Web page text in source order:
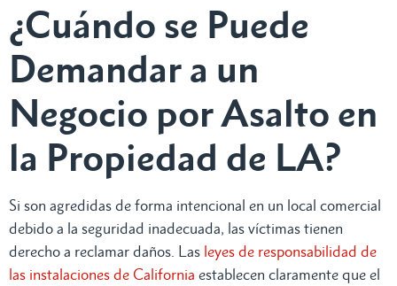
¿Cuándo se Puede
Demandar a un
Negocio por Asalto en
la Propiedad de LA?
Si son agredidas de forma intencional en un local comercial
debido a la seguridad inadecuada, las víctimas tienen
derecho a reclamar daños. Las leyes de responsabilidad de
las instalaciones de California establecen claramente que el